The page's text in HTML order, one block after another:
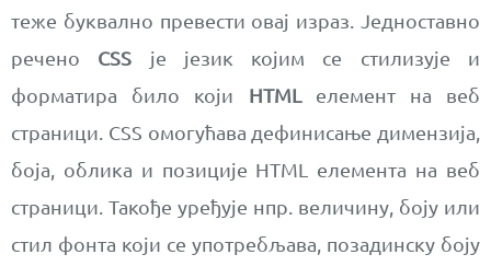
теже буквално превести овај израз. Једноставно
речено CSS је језик којим се стилизује и
форматира било који HTML
елемент на веб
страници. CSS омогућава дефинисање димензија,
боја, облика и позиције HTML елемента на веб
страници. Такође уређује нпр. величину, боју или
стил фонта који се употребљава, позадинску боју